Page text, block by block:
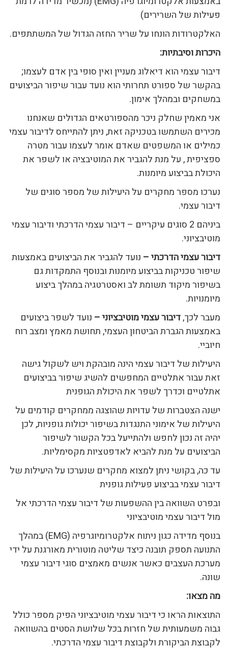
פעילות של השרירים)
האלקטרודות הונחו על שריר החזה הגדול של המשתתפים.
היכרות וסיבתיות:
דיבור עצמי הוא דיאלוג מעניין ואין סופי בין אדם לעצמו;
בהקשר של ספורט תחרותי הוא נועד עבור שיפור הביצועים
במשחקים ובמהלך אימון.
אני מאמין שחלק ניכר מהספורטאים הגדולים שאנחנו
מכירים השתמשו בטכניקה זאת, ניתן להתייחס לדיבור עצמי
כמילים או המשפטים שאדם אומר לעצמו עבור מטרה
ספציפית , על מנת להגביר את המוטיבציה או לשפר את
היכולת בביצוע מיומנות.
נערכו מספר מחקרים על היעילות של מספר סוגים של
דיבור עצמי.
ביניהם 2 סוגים עיקריים – דיבור עצמי הדרכתי ודיבור עצמי
מוטיבציוני.
דיבור עצמי הדרכתי – נועד להגביר את הביצועים באמצעות
שיפור טכניקות בביצוע מיומנות ובנוסף התמקדות גם
בשיפור מיקוד תשומת לב ואסטרטגיה במהלך ביצוע
מיומנויות.
מעבר לכך,דיבור עצמי מוטיבציוני – נועד לשפר ביצועים
באמצעות הגברת הביטחון העצמי, תחושת מאמץ ומצב רוח
חיוביי.
היעילות של דיבור עצמי הינה מובהקת ויש לשקול גישה
זאת עבור אתלטיים המחפשים להשיג שיפור בביצועים
אתלטיים וכדרך לשפר את היכולת הגופנית
ישנה הצטברות של עדויות שהוצגה ממחקרים קודמים על
היעילות של אימוני התנגדות בשיפור יכולות גופניות, לכן
יהיה זה נכון לחפש ולהתייעל בכל הקשור לשיפור
הביצועים על מנת להביא לאדפטציות מקסימליות.
עד כה, בקושי ניתן למצוא מחקרים שנערכו על היעילות של
דיבור עצמי בביצוע פעילות גופנית
ובפרט השוואה בין ההשפעות של דיבור עצמי הדרכתי אל
מול דיבור עצמי מוטיבציוני
בנוסף מדידה כגון ניתוח אלקטרומיוגרפיה (EMG) במהלך
התנועה תספק תובנה כיצד שליטה מוטורית מאורגנת על ידי
מערכת העצבים כאשר אנשים מאמצים סוגי דיבור עצמי
שונה.
מה מצאו:
התוצאות הראו כי דיבור עצמי מוטיבציוני הפיק מספר כולל
גבוה משמעותית של חזרות בכל שלושת הסטים בהשוואה
לקבוצת הביקורת ולקבוצת דיבור עצמי הדרכתי.